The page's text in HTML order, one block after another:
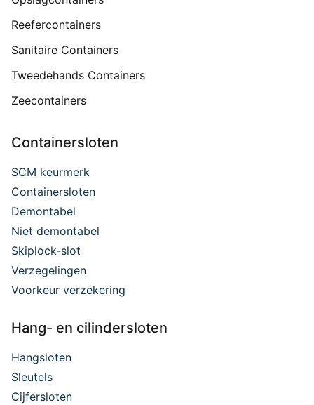
Reefercontainers
Sanitaire Containers
Tweedehands Containers
Zeecontainers
Containersloten
SCM keurmerk
Containersloten
Demontabel
Niet demontabel
Skiplock-slot
Verzegelingen
Voorkeur verzekering
Hang- en cilindersloten
Hangsloten
Sleutels
Cijfersloten